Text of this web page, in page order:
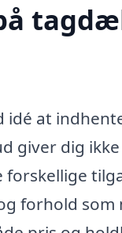
at
giver dig
forhold som